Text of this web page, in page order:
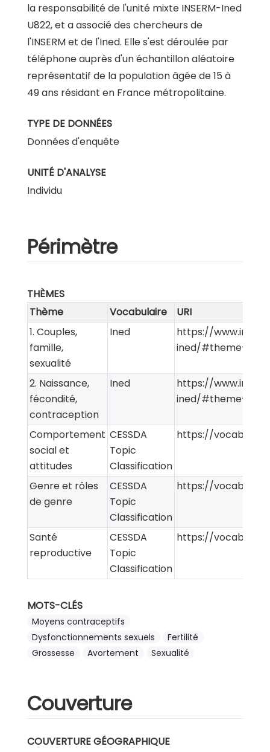
la responsabilité de l'unité mixte INSERM-Ined
U822, et a associé des chercheurs de
l'INSERM et de l'Ined. Elle s'est déroulée par
téléphone auprès d'un échantillon aléatoire
représentatif de la population âgée de 15 à
49 ans résidant en France métropolitaine.
TYPE DE DONNÉES
Données d'enquête
UNITÉ D'ANALYSE
Individu
Périmètre
THÈMES
Thème
Vocabulaire
URI
1. Couples,
famille,
sexualité
Ined
https://
ined/#theme-1
2. Naissance,
fécondité,
contraception
Ined
https://
ined/#theme-2
Comportement
social et
attitudes
CESSDA
Topic
Classification
https://
Genre et rôles
de genre
CESSDA
Topic
Classification
https://
Santé
reproductive
CESSDA
Topic
Classification
https://
MOTS-CLÉS
Moyens contraceptifs
Dysfonctionnements sexuels
Fertilité
Grossesse
Avortement Sexualité
Couverture
COUVERTURE GÉOGRAPHIQUE